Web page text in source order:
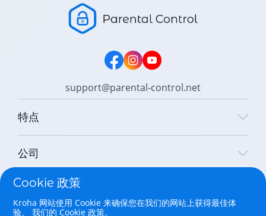
support@parental-control.net
特点
公司
法律
Cookie 政策
Kroha 网站使用 Cookie 来确保您在我们的网站上获得最佳体
验。我们的 Cookie 政策。